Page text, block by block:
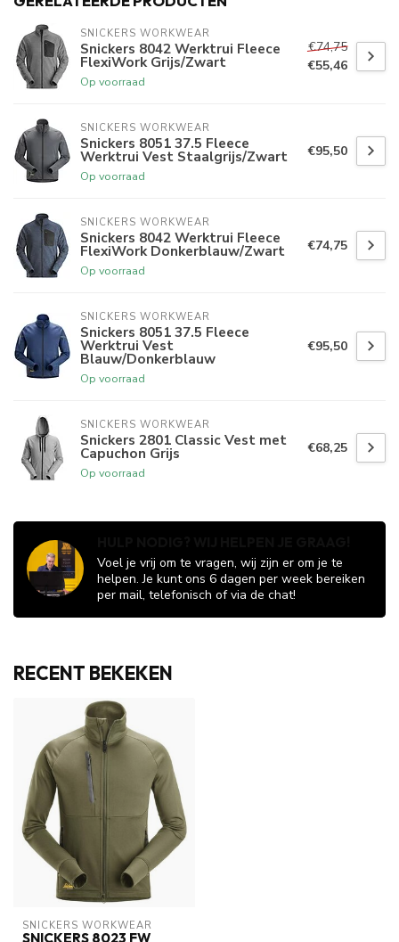
SNICKERS WORKWEAR
Snickers 8042 Werktrui Fleece
FlexiWork Grijs/Zwart
Op voorraad
€74,75
€55,46
SNICKERS WORKWEAR
Snickers 8051 37.5 Fleece
Werktrui Vest Staalgrijs/Zwart
Op voorraad
€95,50
SNICKERS WORKWEAR
Snickers 8042 Werktrui Fleece
FlexiWork Donkerblauw/Zwart
Op voorraad
€74,75
SNICKERS WORKWEAR
Snickers 8051 37.5 Fleece
Werktrui Vest
Blauw/Donkerblauw
Op voorraad
€95,50
SNICKERS WORKWEAR
Snickers 2801 Classic Vest met
Capuchon Grijs
Op voorraad
€68,25
Voel je vrij om te vragen, wij zijn er om je te
helpen. Je kunt ons 6 dagen per week bereiken
per mail, telefonisch of via de chat!
RECENT BEKEKEN
SNICKERS WORKWEAR
SNICKERS 8023 FW